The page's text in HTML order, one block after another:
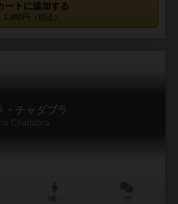
ートに追加する
1,980円（税込）
・チャダブラ
Chadabra